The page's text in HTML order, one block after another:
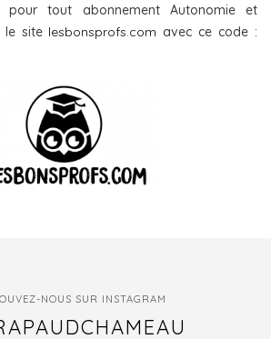
tout abonnement Autonomie et
le site lesbonsprofs.com avec ce code :
NOUS SUR INSTAGRAM